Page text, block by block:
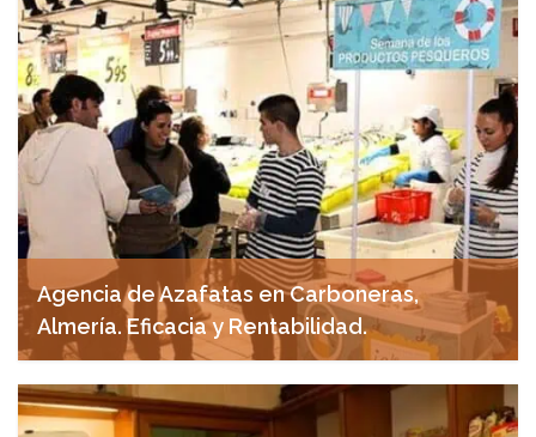
Agencia de Azafatas en Carboneras,
Almería. Eficacia y Rentabilidad.
noviembre 4, 2024